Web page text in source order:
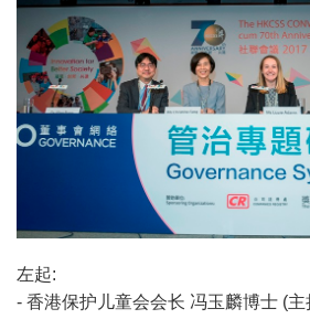
左起:
- 香港保护儿童会会长 冯玉麟博士 (主